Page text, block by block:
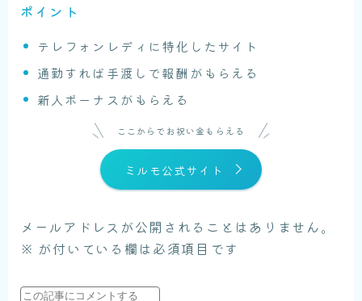
ポイント
テレフォンレディに特化したサイト
通勤すれば手渡しで報酬がもらえる
新人ボーナスがもらえる
ここからでお祝い金もらえる
ミルモ公式サイト
メールアドレスが公開されることはありません。
※ が付いている欄は必須項目です